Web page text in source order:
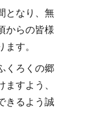
となり、無
からの皆様
す。
くろくの郷
すよう、
きるよう誠